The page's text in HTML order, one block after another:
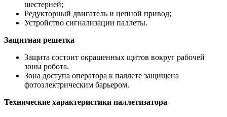
шестерней;
Редукторный двигатель и цепной привод;
Устройство сигнализации паллеты.
Защитная решетка
Защита состоит окрашенных щитов вокруг рабочей
зоны робота.
Зона доступа оператора к паллете защищена
фотоэлектрическим барьером.
Технические характеристики паллетизатора